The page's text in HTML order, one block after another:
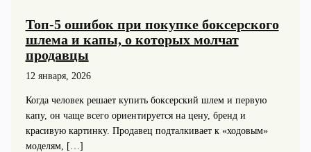
Топ-5 ошибок при покупке боксерского
шлема и капы, о которых молчат
продавцы
12 января, 2026
Когда человек решает купить боксерский шлем и первую
капу, он чаще всего ориентируется на цену, бренд и
красивую картинку. Продавец подталкивает к «ходовым»
моделям, […]